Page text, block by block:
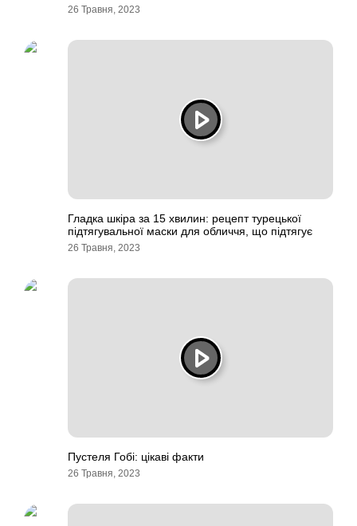
26 Травня, 2023
Гладка шкіра за 15 хвилин: рецепт турецької
підтягувальної маски для обличчя, що підтягує
26 Травня, 2023
Пустеля Гобі: цікаві факти
26 Травня, 2023